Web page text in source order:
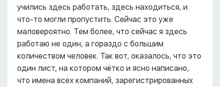
учились здесь работать, здесь находиться, и
что-то могли пропустить. Сейчас это уже
маловероятно. Тем более, что сейчас я здесь
работаю не один, а гораздо с большим
количеством человек. Так вот, оказалось, что это
один лист, на котором чётко и ясно написано,
что имена всех компаний, зарегистрированных